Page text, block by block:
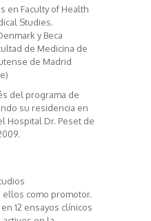
en Faculty of Health
Studies.
y Beca
de Medicina de
de Madrid
del programa de
su residencia en
Hospital Dr. Peset de
como promotor.
12 ensayos clínicos